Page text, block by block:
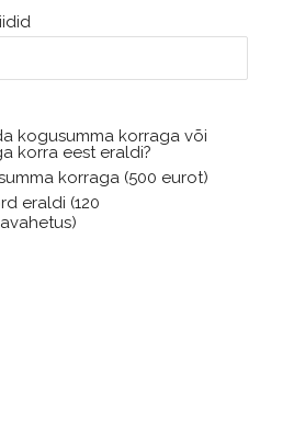
kogusumma korraga või
korra eest eraldi?
korraga (500 eurot)
eraldi (120